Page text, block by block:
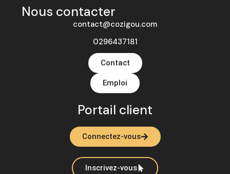
Nous contacter
contact@cozigou.com
0296437181
Contact
Emploi
Portail client
Connectez-vous
Inscrivez-vous